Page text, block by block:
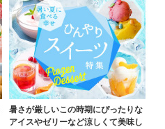
暑さが厳しいこの時期にぴったりな
アイスやゼリーなど涼しくて美味し